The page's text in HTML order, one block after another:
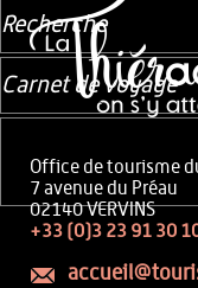
Office de tourisme
7 avenue du Préau
02140 VERVINS
+33 (0)3 23 91 30
Recherche
Carnet de voyage